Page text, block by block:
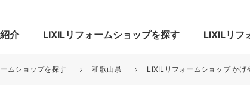
介 LIXILリフォームショップを探す LIXILリフ
ムショップを探す 和歌山県 LIXILリフォームショップ かげ